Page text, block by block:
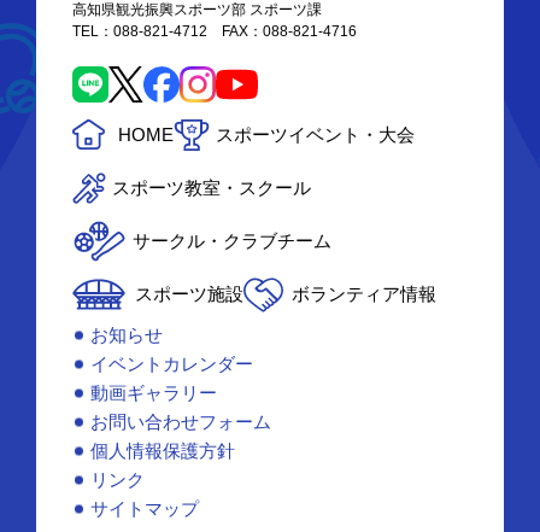
高知県観光振興スポーツ部 スポーツ課
TEL：088-821-4712 FAX：088-821-4716
HOME スポーツイベント・大会
スポーツ教室・スクール
サークル・クラブチーム
スポーツ施設
ボランティア情報
お知らせ
イベントカレンダー
動画ギャラリー
お問い合わせフォーム
個人情報保護方針
リンク
サイトマップ